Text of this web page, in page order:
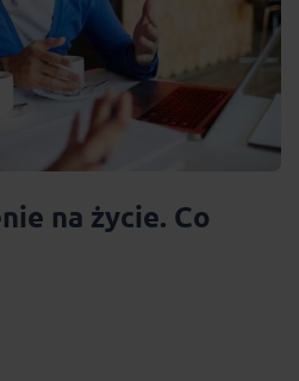
na życie. Co